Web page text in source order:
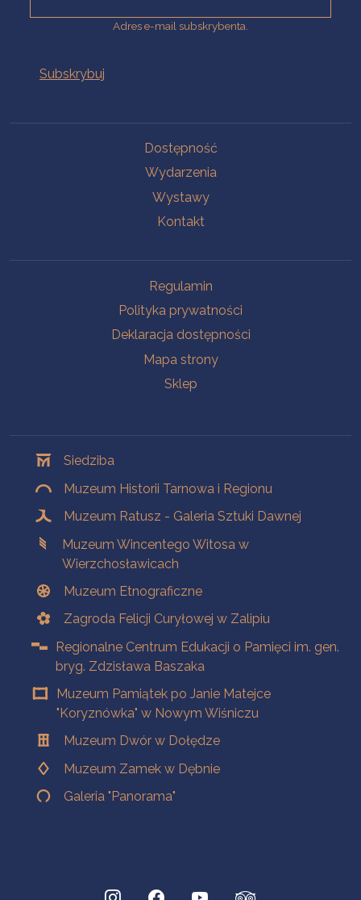
Adres e-mail subskrybenta.
Dostępność
Wydarzenia
Wystawy
Kontakt
Regulamin
Polityka prywatności
Deklaracja dostępności
Mapa strony
Sklep
Siedziba
Muzeum Historii Tarnowa i Regionu
Muzeum Ratusz - Galeria Sztuki Dawnej
Muzeum Wincentego Witosa w
Wierzchosławicach
Muzeum Etnograficzne
Zagroda Felicji Curyłowej w Zalipiu
Regionalne Centrum Edukacji o Pamięci im. gen.
bryg. Zdzisława Baszaka
Muzeum Pamiątek po Janie Matejce
"Koryznówka" w Nowym Wiśniczu
Muzeum Dwór w Dołędze
Muzeum Zamek w Dębnie
Galeria "Panorama"